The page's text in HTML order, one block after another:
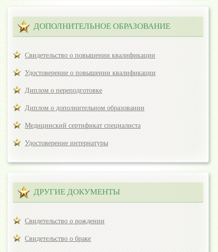
ДОПОЛНИТЕЛЬНОЕ ОБРАЗОВАНИЕ
Свидетельство о повышении квалификации
Удостоверение о повышении квалификации
Диплом о переподготовке
Диплом о дополнительном образовании
Медицинский сертификат специалиста
Удостоверение интернатуры
ДРУГИЕ ДОКУМЕНТЫ
Свидетельство о рождении
Свидетельство о браке